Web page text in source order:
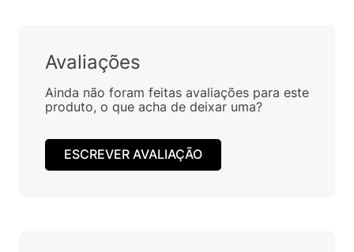
Avaliações
Ainda não foram feitas avaliações para este
produto, o que acha de deixar uma?
ESCREVER AVALIAÇÃO